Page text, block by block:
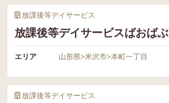
放課後等デイサービス
放課後等デイサービスばおばぶ
エリア 山形県>米沢市>本町一丁目
放課後等デイサービス